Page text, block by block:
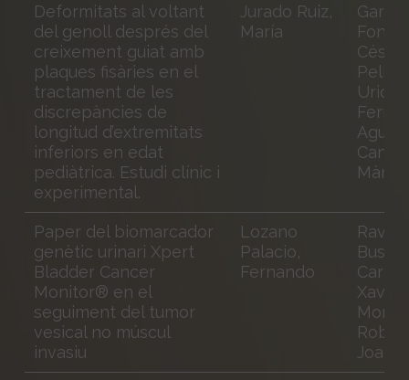
Deformitats al voltant
del genoll després del
creixement guiat amb
plaques fisàries en el
tractament de les
discrepàncies de
longitud d’extremitats
inferiors en edat
pediàtrica. Estudi clínic i
experimental.
Jurado Ruiz,
María
García
César
Pellisé
Màrius
Paper del biomarcador
genètic urinari Xpert
Bladder Cancer
Monitor® en el
seguiment del tumor
vesical no múscul
invasiu
Lozano
Palacio,
Fernando
Carles
Xavier;
Joan